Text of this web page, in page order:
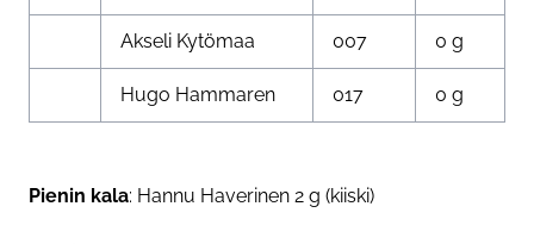
Akseli Kytömaa 007 0 g
Hugo Hammaren 017 0 g
Pienin kala: Hannu Haverinen 2 g (kiiski)